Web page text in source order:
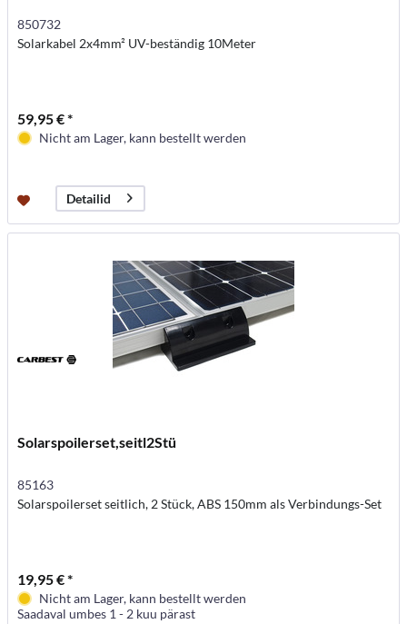
850732
Solarkabel 2x4mm² UV-beständig 10Meter
59,95 € *
Nicht am Lager, kann bestellt werden
Detailid
Solarspoilerset,seitl2Stü
85163
Solarspoilerset seitlich, 2 Stück, ABS 150mm als Verbindungs-Set
19,95 € *
Nicht am Lager, kann bestellt werden
Saadaval umbes 1 - 2 kuu pärast